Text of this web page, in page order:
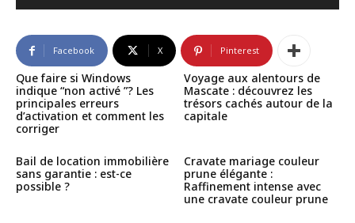
Facebook X Pinterest
Que faire si Windows
indique “non activé ”? Les
principales erreurs
d’activation et comment les
corriger
Voyage aux alentours de
Mascate : découvrez les
trésors cachés autour de la
capitale
Bail de location immobilière
sans garantie : est-ce
possible ?
Cravate mariage couleur
prune élégante :
Raffinement intense avec
une cravate couleur prune